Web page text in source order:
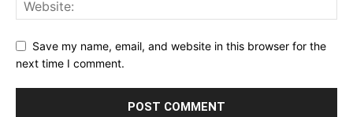
Save my name, email, and website in this browser for the
next time I comment.